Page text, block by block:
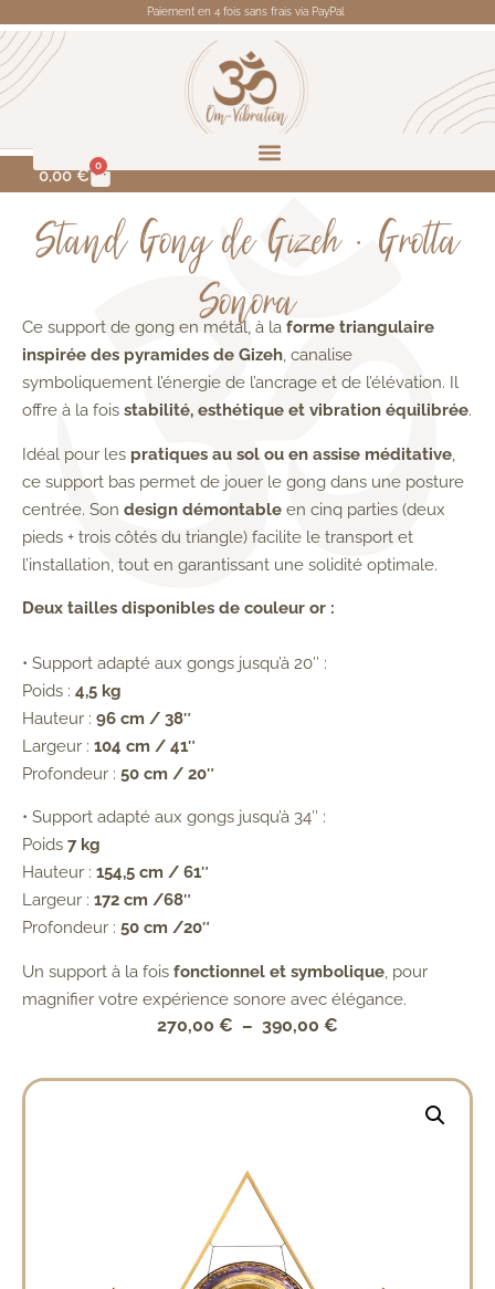
Paiement en 4 fois sans frais via PayPal
0,00€ 0
Stand Gong de Gizeh • Grotta
Sonora
Ce support de gong en métal, à la forme triangulaire
inspirée des pyramides de Gizeh, canalise
symboliquement l’énergie de l’ancrage et de l’élévation. Il
offre à la fois stabilité, esthétique et vibration équilibrée.
Idéal pour les pratiques au sol ou en assise méditative,
ce support bas permet de jouer le gong dans une posture
centrée. Son design démontable en cinq parties (deux
pieds + trois côtés du triangle) facilite le transport et
l’installation, tout en garantissant une solidité optimale.
Deux tailles disponibles de couleur or :
• Support adapté aux gongs jusqu’à 20″ :
Poids : 4,5 kg
Hauteur : 96 cm / 38″
Largeur : 104 cm / 41″
Profondeur : 50 cm / 20″
• Support adapté aux gongs jusqu’à 34″ :
Poids 7 kg
Hauteur : 154,5 cm / 61″
Largeur : 172 cm /68″
Profondeur : 50 cm /20″
Un support à la fois fonctionnel et symbolique, pour
magnifier votre expérience sonore avec élégance.
270,00 € – 390,00 €